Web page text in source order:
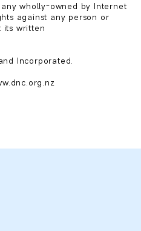
wholly-owned by Internet
against any person or
its written
Incorporated.